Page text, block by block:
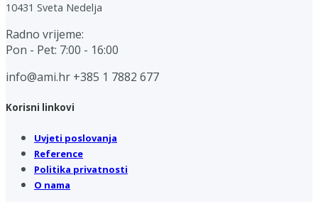
10431 Sveta Nedelja
Radno vrijeme:
Pon - Pet: 7:00 - 16:00
info@ami.hr +385 1 7882 677
Korisni linkovi
Uvjeti poslovanja
Reference
Politika privatnosti
O nama